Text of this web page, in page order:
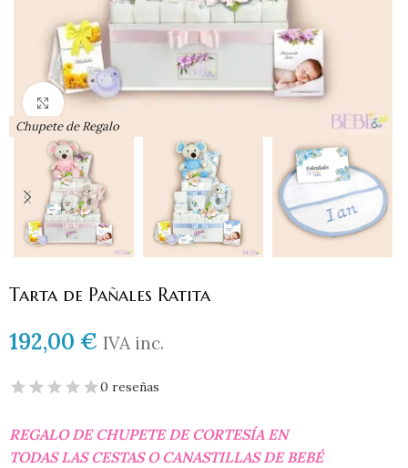
Chupete de Regalo
Haga clic para ampliar
Tarta de Pañales Ratita
192,00 € IVA inc.
0 reseñas
REGALO DE CHUPETE DE CORTESÍA EN
TODAS LAS CESTAS O CANASTILLAS DE BEBÉ